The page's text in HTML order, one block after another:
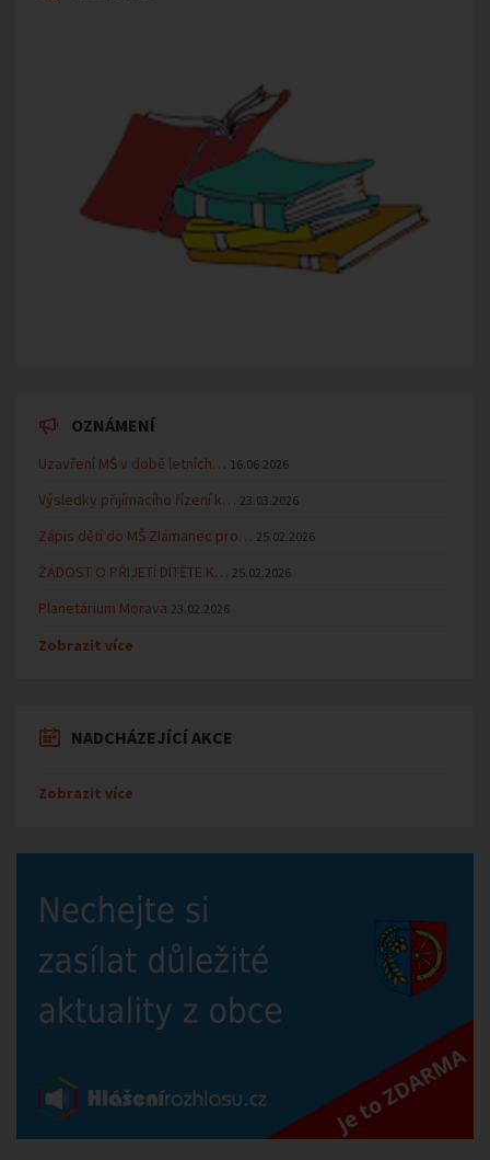
OZNÁMENÍ
Uzavření MŠ v době letních… 16.06.2026
Výsledky přijímacího řízení k… 23.03.2026
Zápis dětí do MŠ Zlámanec pro… 25.02.2026
ŽÁDOST O PŘIJETÍ DÍTĚTE K… 25.02.2026
Planetárium Morava 23.02.2026
Zobrazit více
NADCHÁZEJÍCÍ AKCE
Zobrazit více